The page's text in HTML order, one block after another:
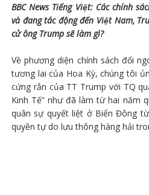
BBC News Tiếng Việt: Các chính
và đang tác động đến Việt Nam,
cử ông Trump sẽ làm gì?
Về phương diện chính sách đối
tương lai của Hoa Kỳ, chúng tôi
cứng rắn của TT Trump với TQ
Kinh Tế” như đã làm từ hai năm
quân sự quyết liệt ở Biển Đông
quyền tự do lưu thông hàng hải